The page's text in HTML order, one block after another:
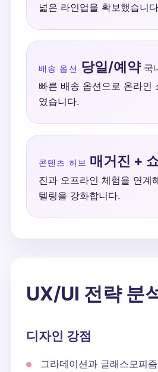
넓은 라인업을 확보했습니
배송 옵션 당일/예약 국
빠른 배송 옵션으로 온라인
였습니다.
콘텐츠 허브 매거진 +
진과 오프라인 체험을 연계
텔링을 강화합니다.
UX/UI 전략 분
디자인 강점
그라데이션과 글래스모피